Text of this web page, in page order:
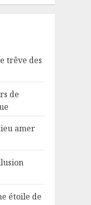
trêve des
de
amer
étoile de